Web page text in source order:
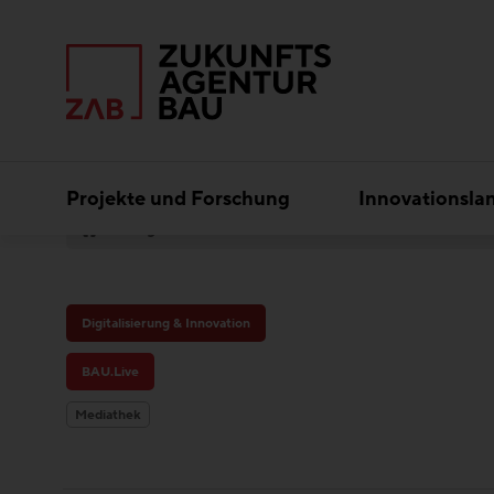
Projekte und Forschung
Digitalisierung & Innovation
BAU.Live
Mediathek